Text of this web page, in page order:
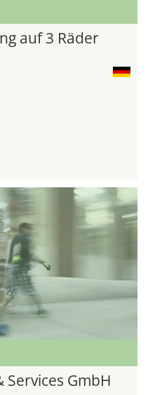
auf 3 Räder
Services GmbH